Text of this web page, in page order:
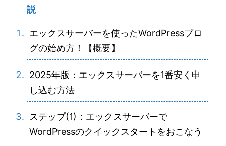
説
エックスサーバーを使ったWordPressブロ
グの始め方！【概要】
2025年版：エックスサーバーを1番安く申
し込む方法
ステップ(1)：エックスサーバーで
WordPressのクイックスタートをおこなう